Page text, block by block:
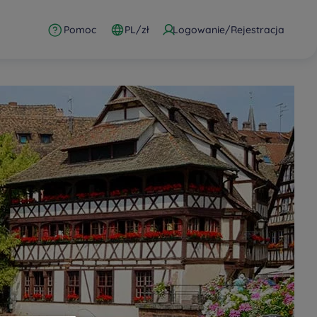
Pomoc PL/zł Logowanie/Rejestracja